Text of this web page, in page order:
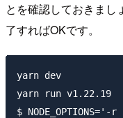
とを確認しておきまし
了すればOKです。
yarn dev
yarn run v1.22.19
$